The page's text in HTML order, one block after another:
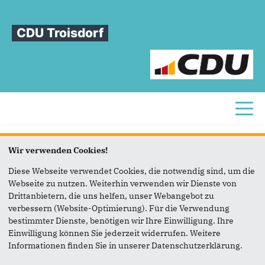
CDU Troisdorf
Sie sind hier
Seite einem Freund schicken
Zum Weiterleiten wurde kein Pfad ausgewählt
Wir verwenden Cookies!
Diese Webseite verwendet Cookies, die notwendig sind, um die
Webseite zu nutzen. Weiterhin verwenden wir Dienste von
Drittanbietern, die uns helfen, unser Webangebot zu
verbessern (Website-Optimierung). Für die Verwendung
bestimmter Dienste, benötigen wir Ihre Einwilligung. Ihre
Einwilligung können Sie jederzeit widerrufen. Weitere
Informationen finden Sie in unserer Datenschutzerklärung.